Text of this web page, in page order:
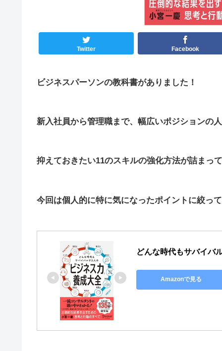
Twitter Facebook
ビジネスパーソンの教科書がありました！
新入社員から管理職まで、幅広いポジションの
抑えておきたい11のスキルの強化方法が詰まって
今回は個人的に特に気になったポイントに絞っ
どんな時代もサバイバ
Amazonで見る